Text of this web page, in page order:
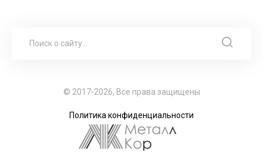
© 2017-2026, Все права защищены
Политика конфиденциальности